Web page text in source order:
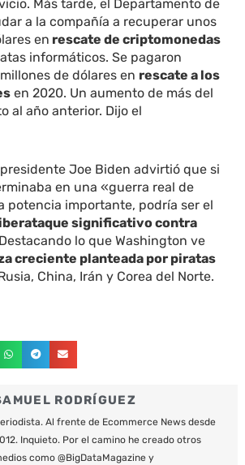
Más tarde, el Departamento de
a la compañía a recuperar unos
en rescate de criptomonedas
informáticos. Se pagaron
de dólares en rescate a los
en 2020. Un aumento de más del
al año anterior. Dijo el
Joe Biden advirtió que si
en una «guerra real de
potencia importante, podría ser el
significativo contra
Destacando lo que Washington ve
creciente planteada por piratas
China, Irán y Corea del Norte.
RODRÍGUEZ
Al frente de Ecommerce News desde
Inquieto. Por el camino he creado otros
como @BigDataMagazine y